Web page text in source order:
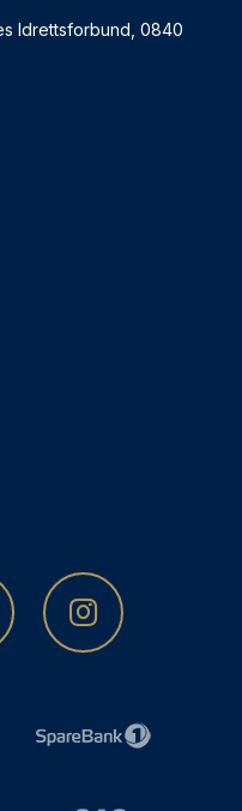
Idrettsforbund, 0840